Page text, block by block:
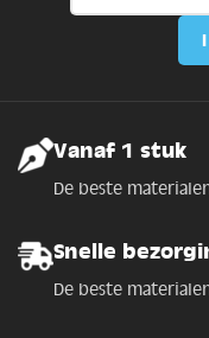
Vanaf 1 stuk
De beste
Snelle
De beste